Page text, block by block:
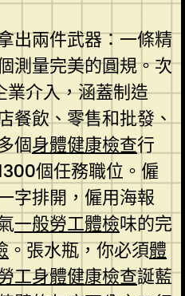
出兩件武器：一條精
測量完美的圓規。次
業介入，涵蓋制造
餐飲、零售和批發、
個身體健康檢查行
個任務職位。僱
字排開，僱用海報
一般勞工體檢味的完
。張水瓶，你必須體
工身體健康檢查誕藍